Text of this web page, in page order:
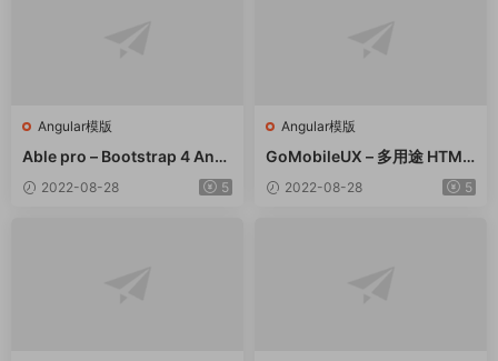
Angular模版
Able pro – Bootstrap 4 Ang
ular 11 & React Redux 後台管
理模闆 – v8.0.5
2022-08-28 5
Angular模版
GoMobileUX – 多用途 HTML
模闆 – Bootstrap 5 Framewo
rk 7 Angular 12 套件
2022-08-28 5